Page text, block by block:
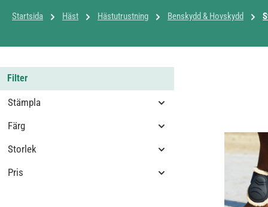
Startsida Häst Hästutrustning Benskydd & Hovskydd
Filter
Stämpla
Färg
Storlek
Pris